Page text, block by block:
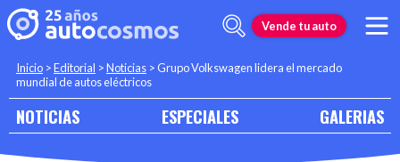
Vende tu auto
Inicio >Editorial >Noticias >Grupo Volkswagen lidera el mercado
mundial de autos eléctricos
NOTICIAS ESPECIALES GALERIAS